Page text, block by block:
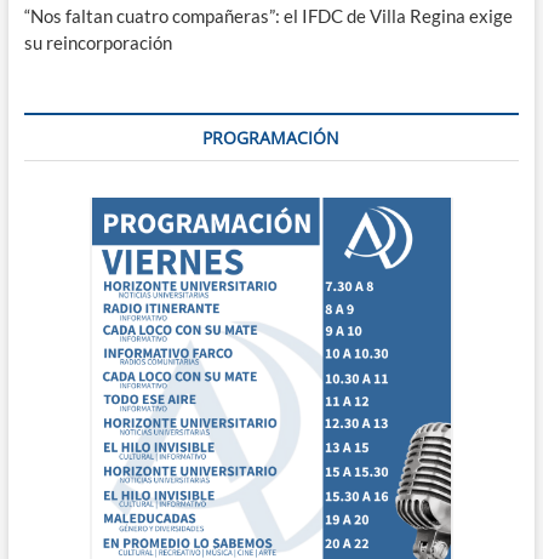
“Nos faltan cuatro compañeras”: el IFDC de Villa Regina exige
su reincorporación
PROGRAMACIÓN